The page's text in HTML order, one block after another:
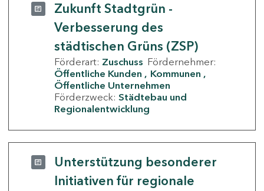
Zukunft Stadtgrün -
Verbesserung des
städtischen Grüns (ZSP)
Förderart: Zuschuss Fördernehmer:
Öffentliche Kunden
Kommunen
Öffentliche Unternehmen
Förderzweck: Städtebau und
Regionalentwicklung
Unterstützung besonderer
Initiativen für regionale